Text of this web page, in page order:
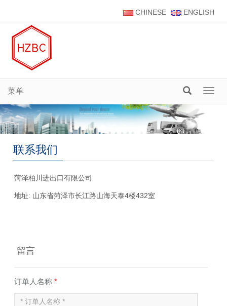
CHINESE ENGLISH
菜
菜单
联系我们
菏泽柏川进出口有限公司
地址: 山东省菏泽市长江路山海天泰4楼432室
留言
订单人名称*